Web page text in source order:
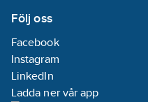
Följ oss
Facebook
Instagram
LinkedIn
Ladda ner vår app